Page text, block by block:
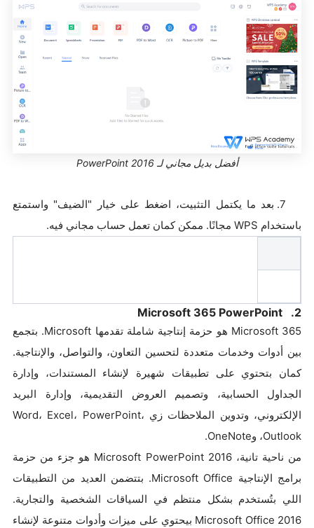
أفضل بديل مجاني لـ PowerPoint 2016
7. بعد ما يكتمل التثبيت، اضغط على خيار "الضيف" واستمتع
باستخدام WPS مجانًا. ممكن كمان تعمل حساب مجاني فيه.
2. Microsoft 365 PowerPoint
Microsoft 365 هو حزمة إنتاجية شاملة تقدمها Microsoft. بتجمع
بين أدوات وخدمات متعددة لتحسين التعاون، والتواصل، والإنتاجية.
كمان بتحتوي على تطبيقات شهيرة لإنشاء المستندات، وإدارة
الجداول الحسابية، وتصميم العروض التقديمية، وإدارة البريد
الإلكتروني، وتدوين الملاحظات زي Word، Excel، PowerPoint،
Outlook، وOneNote.
من ناحية تانية، Microsoft PowerPoint 2016 هو جزء من حزمة
برامج الإنتاجية Microsoft Office. بتتضمن العديد من التطبيقات
اللي بتُستخدم بشكل منتظم في السياقات الشخصية والتجارية.
Microsoft Office 2016 بيحتوي على ميزات وأدوات متنوعة لإنشاء